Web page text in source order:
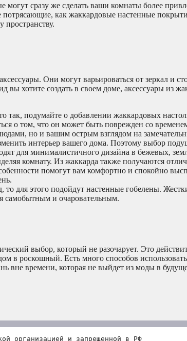
сразу же сделать ваши комнаты более
как жаккардовые настенные
Они могут варьироваться от зеркал и
хотите создать в своем доме, аксессуары из
так, подумайте о добавлении жаккардовых
о том, что он может быть поврежден со
но и вашим острым взглядом на
интерьер вашего дома. Поэтому выбор
для минималистичного дизайна в бежевых,
комнату. Из жаккарда также получаются
помогут вам комфортно и спокойно
для этого подойдут настенные гобелены.
самобытным и очаровательным.
выбор, который не разочарует. Это
в роскошный. Есть много способов
вне времени, которая не выйдет из моды в
организацией и запрещенной в РФ